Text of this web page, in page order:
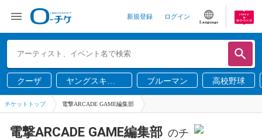
新規登録 ログイン
Language
クーザ
ヤングスキニ
ー
ブルーマン 高校野球
チケットトップ 電撃ARCADE GAME編集部
電撃ARCADE GAME編集部 のチ